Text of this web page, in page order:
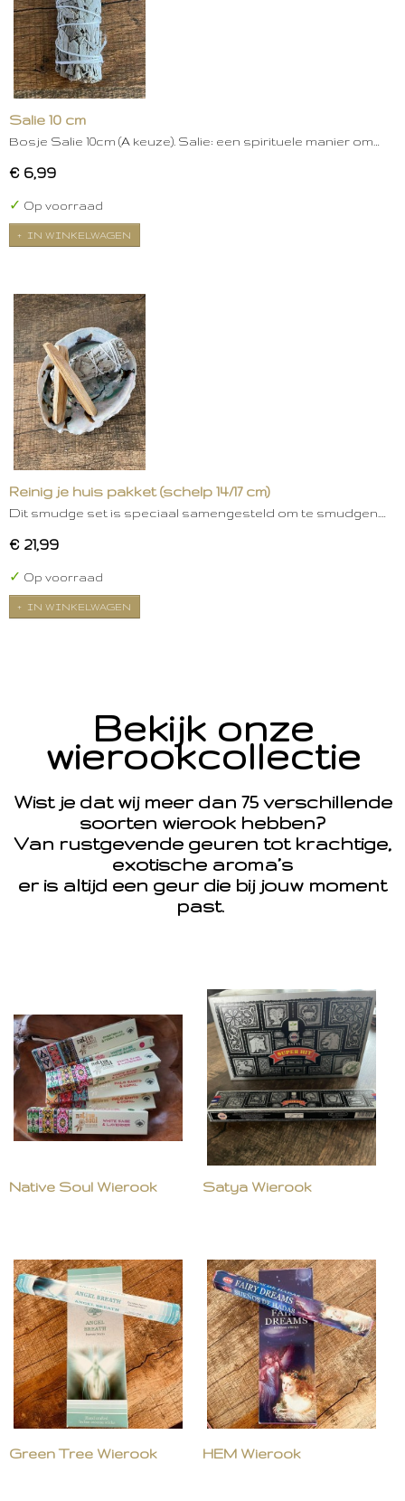
Salie 10 cm
Bosje Salie 10cm (A keuze). Salie: een spirituele manier om…
€ 6,99
✓ Op voorraad
IN WINKELWAGEN
Reinig je huis pakket (schelp 14/17 cm)
Dit smudge set is speciaal samengesteld om te smudgen.…
€ 21,99
✓ Op voorraad
IN WINKELWAGEN
Bekijk onze
wierookcollectie
Wist je dat wij meer dan 75 verschillende
soorten wierook hebben?
Van rustgevende geuren tot krachtige,
exotische aroma’s
er is altijd een geur die bij jouw moment
past.
Native Soul Wierook Satya Wierook
Green Tree Wierook HEM Wierook